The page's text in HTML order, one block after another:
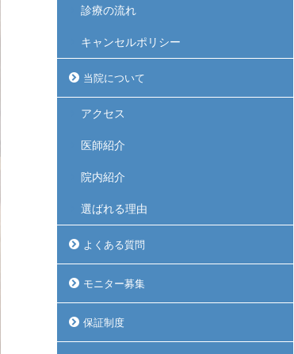
診療の流れ
キャンセルポリシー
当院について
アクセス
医師紹介
院内紹介
選ばれる理由
よくある質問
モニター募集
保証制度